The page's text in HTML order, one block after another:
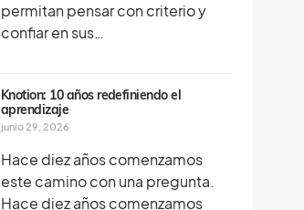
permitan pensar con criterio y
confiar en sus…
Knotion: 10 años redefiniendo el
aprendizaje
junio 29, 2026
Hace diez años comenzamos
este camino con una pregunta.
Hace diez años comenzamos